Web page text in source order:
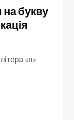
на букву
«я»